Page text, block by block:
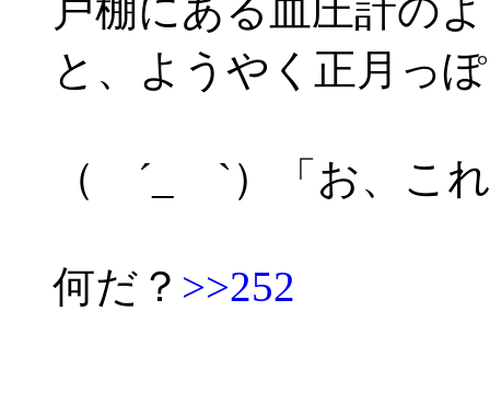
戸棚にある血圧計の
と、ようやく正月っ
（ ´_ゝ`）「お、こ
何だ？ >>252